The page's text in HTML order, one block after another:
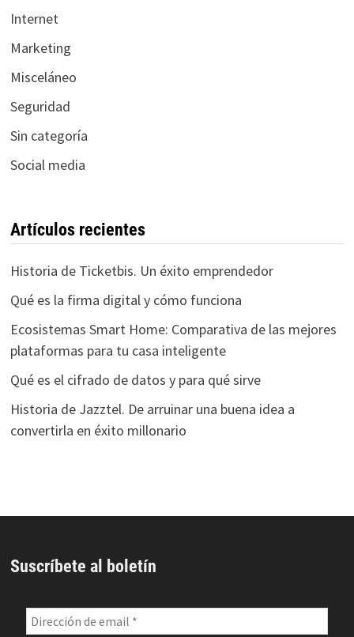
Internet
Marketing
Misceláneo
Seguridad
Sin categoría
Social media
Artículos recientes
Historia de Ticketbis. Un éxito emprendedor
Qué es la firma digital y cómo funciona
Ecosistemas Smart Home: Comparativa de las mejores
plataformas para tu casa inteligente
Qué es el cifrado de datos y para qué sirve
Historia de Jazztel. De arruinar una buena idea a
convertirla en éxito millonario
Suscríbete al boletín